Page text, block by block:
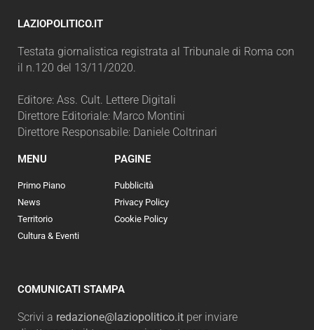
LAZIOPOLITICO.IT
Testata giornalistica registrata al Tribunale di Roma con
il n.120 del 13/11/2020.
Editore: Ass. Cult. Lettere Digitali
Direttore Editoriale: Marco Montini
Direttore Responsabile: Daniele Coltrinari
MENU
Primo Piano
News
Territorio
Cultura & Eventi
PAGINE
Pubblicità
Privacy Policy
Cookie Policy
COMUNICATI STAMPA
Scrivi a redazione@laziopolitico.it per inviare